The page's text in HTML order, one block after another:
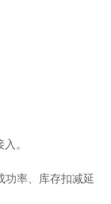
。
功率、库存扣减延